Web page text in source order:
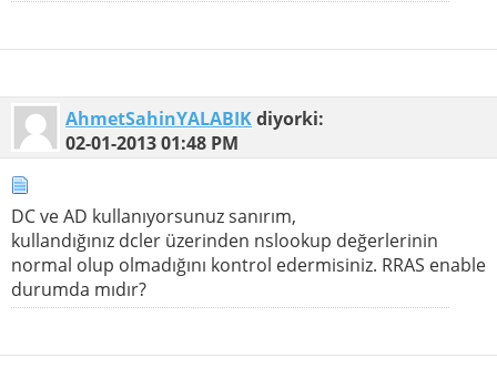
AhmetSahinYALABIKdiyorki:
02-01-201301:48 PM
DC ve AD kullanıyorsunuz sanırım,
kullandığınız dcler üzerinden nslookup değerlerinin
normal olup olmadığını kontrol edermisiniz. RRAS enable
durumda mıdır?